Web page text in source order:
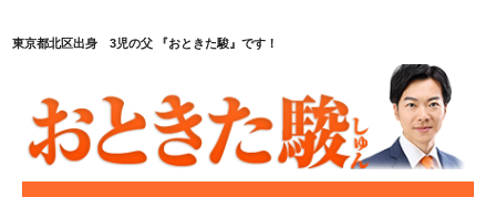
東京都北区出身 3児の父 『おときた駿』です！